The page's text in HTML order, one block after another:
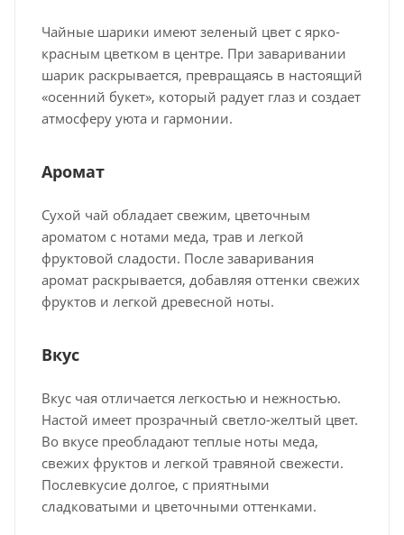
Чайные шарики имеют зеленый цвет с ярко-
красным цветком в центре. При заваривании
шарик раскрывается, превращаясь в настоящий
«осенний букет», который радует глаз и создает
атмосферу уюта и гармонии.
Аромат
Сухой чай обладает свежим, цветочным
ароматом с нотами меда, трав и легкой
фруктовой сладости. После заваривания
аромат раскрывается, добавляя оттенки свежих
фруктов и легкой древесной ноты.
Вкус
Вкус чая отличается легкостью и нежностью.
Настой имеет прозрачный светло-желтый цвет.
Во вкусе преобладают теплые ноты меда,
свежих фруктов и легкой травяной свежести.
Послевкусие долгое, с приятными
сладковатыми и цветочными оттенками.